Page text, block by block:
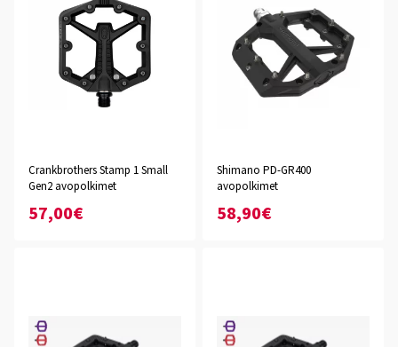
Crankbrothers Stamp 1 Small
Gen2 avopolkimet
57,00€
Shimano PD-GR400
avopolkimet
58,90€